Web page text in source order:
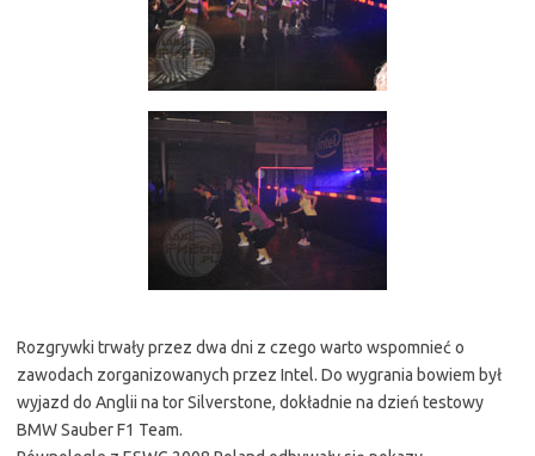
Rozgrywki trwały przez dwa dni z czego warto wspomnieć o
zawodach zorganizowanych przez Intel. Do wygrania bowiem był
wyjazd do Anglii na tor Silverstone, dokładnie na dzień testowy
BMW Sauber F1 Team.